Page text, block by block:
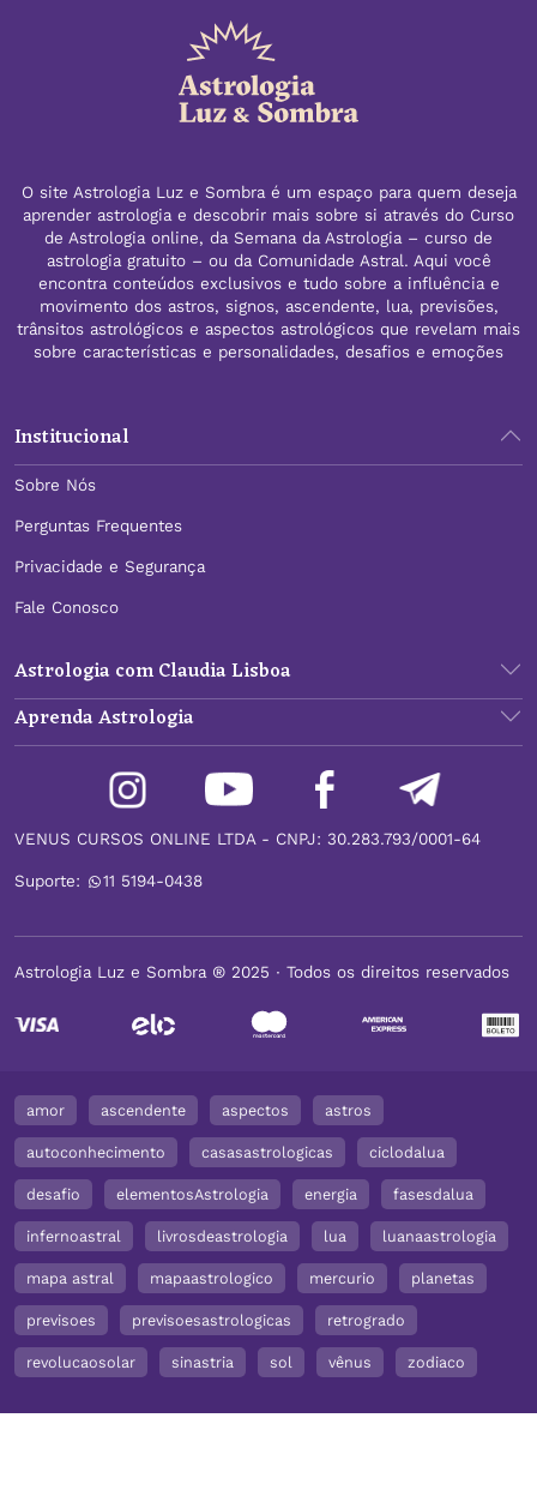
O site Astrologia Luz e Sombra é um espaço para quem deseja
aprender astrologia e descobrir mais sobre si através do Curso
de Astrologia online, da Semana da Astrologia – curso de
astrologia gratuito – ou da Comunidade Astral. Aqui você
encontra conteúdos exclusivos e tudo sobre a influência e
movimento dos astros, signos, ascendente, lua, previsões,
trânsitos astrológicos e aspectos astrológicos que revelam mais
sobre características e personalidades, desafios e emoções
Institucional
Sobre Nós
Perguntas Frequentes
Privacidade e Segurança
Fale Conosco
Astrologia com Claudia Lisboa
Aprenda Astrologia
VENUS CURSOS ONLINE LTDA - CNPJ: 30.283.793/0001-64
Suporte: 11 5194-0438
Astrologia Luz e Sombra ® 2025 ∙ Todos os direitos reservados
amor ascendente aspectos astros
autoconhecimento casasastrologicas ciclodalua
desafio elementosAstrologia energia fasesdalua
infernoastral livrosdeastrologia lua luanaastrologia
mapa astral mapaastrologico mercurio planetas
previsoes previsoesastrologicas retrogrado
revolucaosolar sinastria sol vênus zodiaco